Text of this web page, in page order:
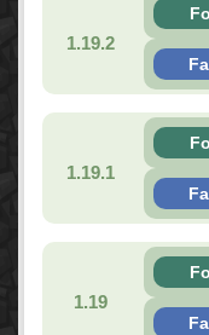
1.19.2
1.19.1
1.19